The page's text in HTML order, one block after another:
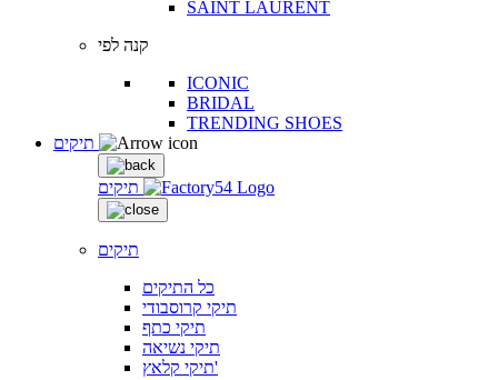
SAINT LAURENT
קנה לפי
ICONIC
BRIDAL
TRENDING SHOES
תיקים
תיקים
כל התיקים
תיקי קרוסבודי
תיקי כתף
תיקי נשיאה
תיקי קלאץ'